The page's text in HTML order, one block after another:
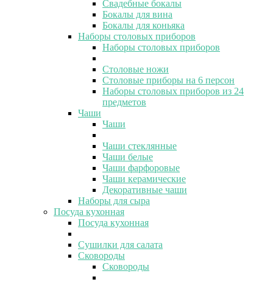
Свадебные бокалы
Бокалы для вина
Бокалы для коньяка
Наборы столовых приборов
Наборы столовых приборов
Столовые ножи
Столовые приборы на 6 персон
Наборы столовых приборов из 24
предметов
Чаши
Чаши
Чаши стеклянные
Чаши белые
Чаши фарфоровые
Чаши керамические
Декоративные чаши
Наборы для сыра
Посуда кухонная
Посуда кухонная
Сушилки для салата
Сковороды
Сковороды